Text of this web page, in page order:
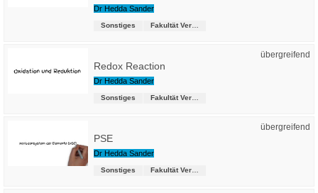
Dr Hedda Sander
Sonstiges
übergreifend
Redox Reaction
Dr Hedda Sander
Sonstiges
übergreifend
PSE
Dr Hedda Sander
Sonstiges